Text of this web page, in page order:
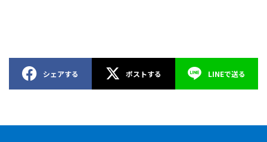
シェアする ポストする LINEで送る